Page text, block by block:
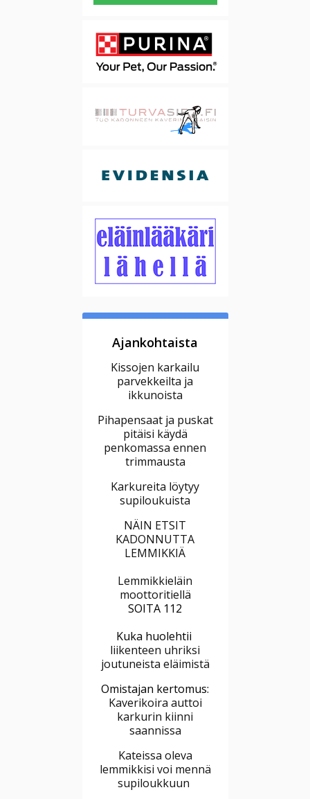
Ajankohtaista
Kissojen karkailu
parvekkeilta ja
ikkunoista
Pihapensaat ja puskat
pitäisi käydä
penkomassa ennen
trimmausta
Karkureita löytyy
supiloukuista
NÄIN ETSIT
KADONNUTTA
LEMMIKKIÄ
Lemmikkieläin
moottoritiellä
SOITA 112
Kuka huolehtii
liikenteen uhriksi
joutuneista eläimistä
Omistajan kertomus:
Kaverikoira auttoi
karkurin kiinni
saannissa
Kateissa oleva
lemmikkisi voi mennä
supiloukkuun